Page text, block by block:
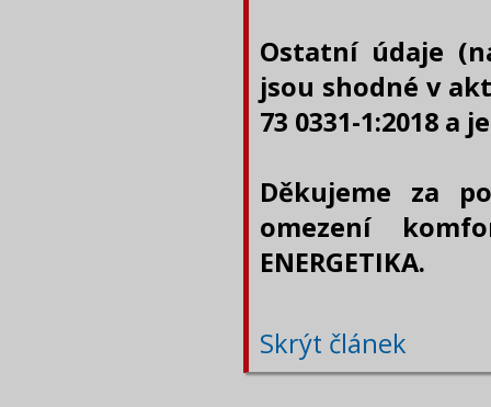
Ostatní údaje
jsou shodné v
73 0331-1:2018 a
Děkujeme za
omezení
ENERGETIKA.
Skrýt článek